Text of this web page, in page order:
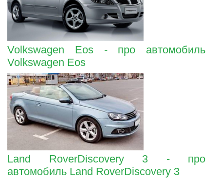
Volkswagen Eos - про автомобиль
Volkswagen Eos
Land RoverDiscovery 3 - про
автомобиль Land RoverDiscovery 3